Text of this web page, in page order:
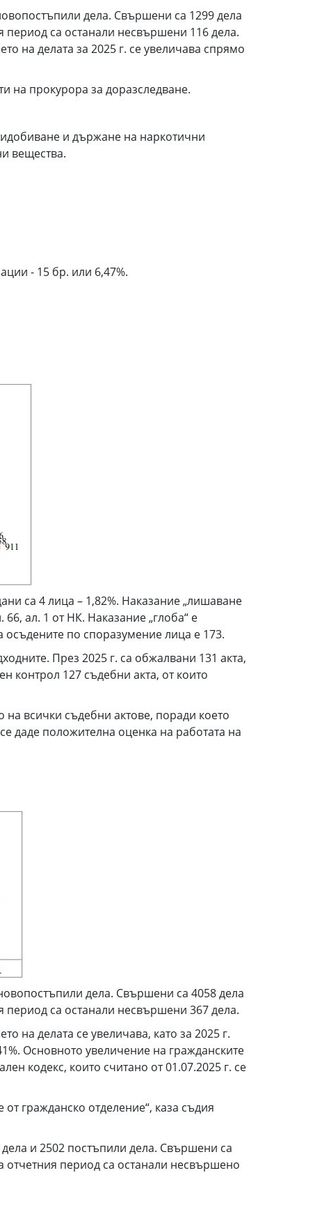
дела. Свършени са 1299 дела
период са останали несвършени 116 дела.
на делата за 2025 г. се увеличава спрямо
на прокурора за доразследване.
и държане на наркотични
вещества.
- 15 бр. или 6,47%.
са 4 лица – 1,82%. Наказание „лишаване
ал. 1 от НК. Наказание „глоба“ е
по споразумение лица е 173.
През 2025 г. са обжалвани 131 акта,
контрол 127 съдебни акта, от които
на всички съдебни актове, поради което
даде положителна оценка на работата на
дела. Свършени са 4058 дела
период са останали несвършени 367 дела.
на делата се увеличава, като за 2025 г.
Основното увеличение на гражданските
кодекс, които считано от 01.07.2025 г. се
гражданско отделение“, каза съдия
и 2502 постъпили дела. Свършени са
отчетния период са останали несвършено